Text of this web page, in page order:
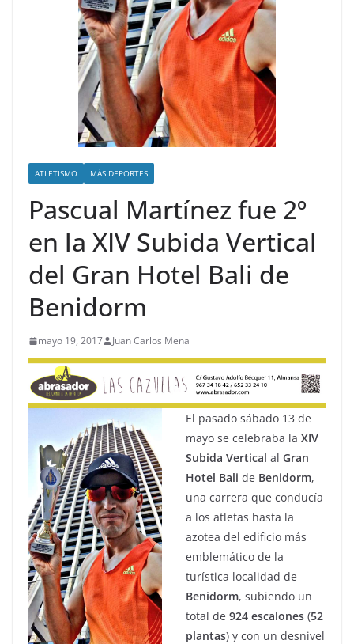
ATLETISMO MÁS DEPORTES
Pascual Martínez fue 2º
en la XIV Subida Vertical
del Gran Hotel Bali de
Benidorm
mayo 19, 2017 Juan Carlos Mena
El pasado sábado 13 de
mayo se celebraba la XIV
Subida Vertical al Gran
Hotel Bali de Benidorm,
una carrera que conducía
a los atletas hasta la
azotea del edificio más
emblemático de la
turística localidad de
Benidorm, subiendo un
total de 924 escalones (52
plantas) y con un desnivel